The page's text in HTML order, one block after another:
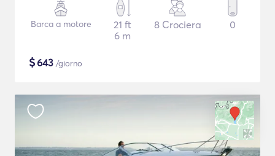
Barca a motore
21 ft
6 m
8 Crociera 0
$643 /giorno